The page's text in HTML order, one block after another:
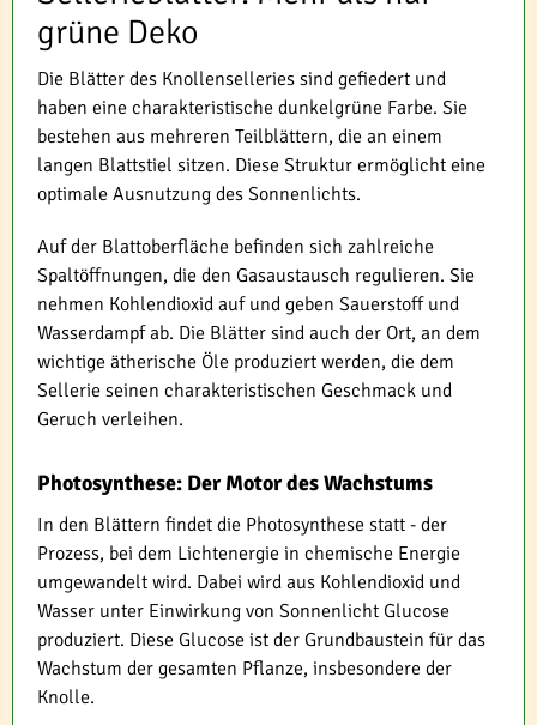
grüne Deko
Die Blätter des Knollenselleries sind gefiedert und
haben eine charakteristische dunkelgrüne Farbe. Sie
bestehen aus mehreren Teilblättern, die an einem
langen Blattstiel sitzen. Diese Struktur ermöglicht eine
optimale Ausnutzung des Sonnenlichts.
Auf der Blattoberfläche befinden sich zahlreiche
Spaltöffnungen, die den Gasaustausch regulieren. Sie
nehmen Kohlendioxid auf und geben Sauerstoff und
Wasserdampf ab. Die Blätter sind auch der Ort, an dem
wichtige ätherische Öle produziert werden, die dem
Sellerie seinen charakteristischen Geschmack und
Geruch verleihen.
Photosynthese: Der Motor des Wachstums
In den Blättern findet die Photosynthese statt - der
Prozess, bei dem Lichtenergie in chemische Energie
umgewandelt wird. Dabei wird aus Kohlendioxid und
Wasser unter Einwirkung von Sonnenlicht Glucose
produziert. Diese Glucose ist der Grundbaustein für das
Wachstum der gesamten Pflanze, insbesondere der
Knolle.